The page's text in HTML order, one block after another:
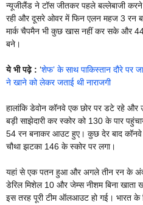
न्यूजीलैंड ने टॉस जीतकर पहले बल्लेबाजी
रही और दूसरे ओवर में फिन एलन महज 3 रन
मार्क चैपमैन भी कुछ खास नहीं कर सके और
बने।
ये भी पढ़े : ‘शेफ’ के साथ पाकिस्तान दौरे पर
ने खाने को लेकर जताई थी नाराजगी
हालांकि डेवोन कॉनवे एक छोर पर डटे रहे और
बड़ी साझेदारी कर स्कोर को 130 के पार
54 रन बनाकर आउट हुए। कुछ देर बाद
चौथा झटका 146 के स्कोर पर लगा।
यहां से एक पतन हुआ और अगले तीन रन के
डेरिल मिशेल 10 और जेम्स नीशम बिना
इस तरह पूरी टीम ऑलआउट हो गई। भारत के